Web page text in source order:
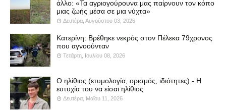
άλλο: «Τα αγριογούρουνα μας παίρνουν τον κόπο
μιας ζωής μέσα σε μια νύχτα»
Δευτέρα, Αυγούστου 03, 2026
Κατερίνη: Βρέθηκε νεκρός στον Πέλεκα 79χρονος
που αγνοούνταν
Τετάρτη, Ιουλίου 08, 2026
Ο ηλίθιος (ετυμολογία, ορισμός, ιδιότητες) - Η
ευτυχία του να είσαι ηλίθιος
Δευτέρα, Μαΐου 11, 2026